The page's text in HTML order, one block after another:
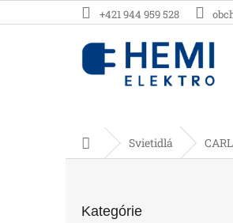
na
+421 944 959 528
DomovSvietidlá
kategórie
Kategórie